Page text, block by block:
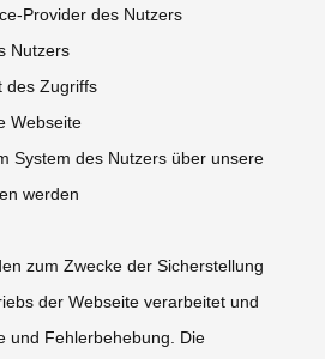
Provider des Nutzers
Nutzers
des Zugriffs
Webseite
System des Nutzers über unsere
werden
zum Zwecke der Sicherstellung
der Webseite verarbeitet und
und Fehlerbehebung. Die